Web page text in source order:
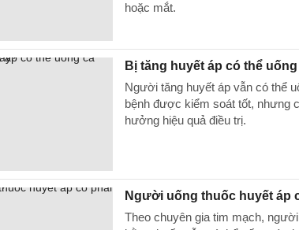
hoặc mắt.
Bị tăng huyết áp có thể
Người tăng huyết áp vẫn có thể
bệnh được kiểm soát tốt, nhưng
hưởng hiệu quả điều trị.
Người uống thuốc huyết áp
Theo chuyên gia tim mạch,